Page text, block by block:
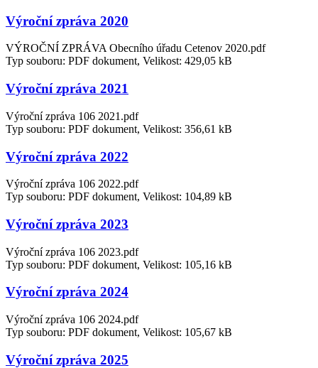
Výroční zpráva 2020
VÝROČNÍ ZPRÁVA Obecního úřadu Cetenov 2020.pdf
Typ souboru: PDF dokument, Velikost: 429,05 kB
Výroční zpráva 2021
Výroční zpráva 106 2021.pdf
Typ souboru: PDF dokument, Velikost: 356,61 kB
Výroční zpráva 2022
Výroční zpráva 106 2022.pdf
Typ souboru: PDF dokument, Velikost: 104,89 kB
Výroční zpráva 2023
Výroční zpráva 106 2023.pdf
Typ souboru: PDF dokument, Velikost: 105,16 kB
Výroční zpráva 2024
Výroční zpráva 106 2024.pdf
Typ souboru: PDF dokument, Velikost: 105,67 kB
Výroční zpráva 2025